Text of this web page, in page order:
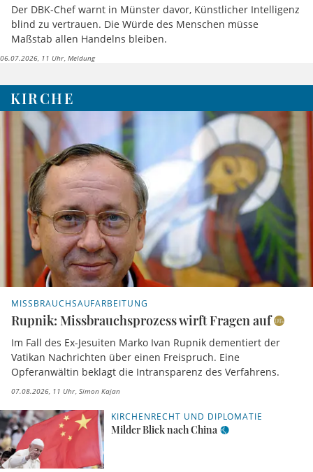
Der DBK-Chef warnt in Münster davor, Künstlicher Intelligenz
blind zu vertrauen. Die Würde des Menschen müsse
Maßstab allen Handelns bleiben.
06.07.2026, 11 Uhr Meldung
KIRCHE
MISSBRAUCHSAUFARBEITUNG
Rupnik: Missbrauchsprozess wirft Fragen auf
Im Fall des Ex-Jesuiten Marko Ivan Rupnik dementiert der
Vatikan Nachrichten über einen Freispruch. Eine
Opferanwältin beklagt die Intransparenz des Verfahrens.
07.08.2026, 11 Uhr Simon Kajan
KIRCHENRECHT UND DIPLOMATIE
Milder Blick nach China